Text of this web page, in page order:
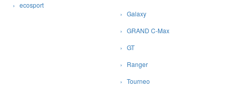
› ecosport
› Galaxy
› GRAND C-Max
› GT
› Ranger
› Tourneo